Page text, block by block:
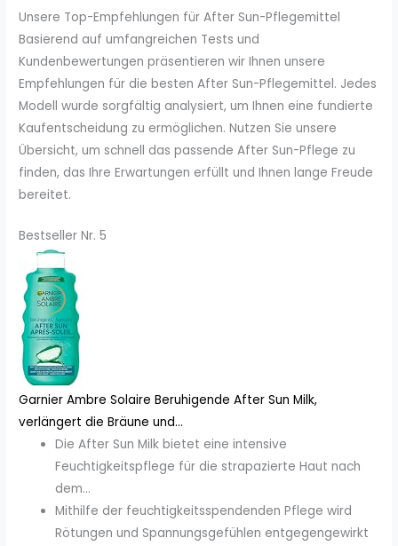
Unsere Top-Empfehlungen für After Sun-Pflegemittel
Basierend auf umfangreichen Tests und
Kundenbewertungen präsentieren wir Ihnen unsere
Empfehlungen für die besten After Sun-Pflegemittel. Jedes
Modell wurde sorgfältig analysiert, um Ihnen eine fundierte
Kaufentscheidung zu ermöglichen. Nutzen Sie unsere
Übersicht, um schnell das passende After Sun-Pflege zu
finden, das Ihre Erwartungen erfüllt und Ihnen lange Freude
bereitet.
Bestseller Nr. 5
Garnier Ambre Solaire Beruhigende After Sun Milk,
verlängert die Bräune und...
Die After Sun Milk bietet eine intensive
Feuchtigkeitspflege für die strapazierte Haut nach
dem...
Mithilfe der feuchtigkeitsspendenden Pflege wird
Rötungen und Spannungsgefühlen entgegengewirkt